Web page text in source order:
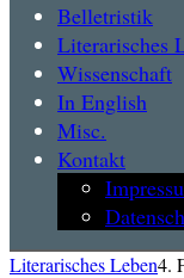
Belletristik
Literarisches
Wissenschaft
In English
Misc.
Kontakt
Literarisches Leben4.